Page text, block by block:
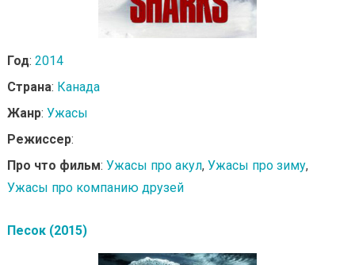
Год: 2014
Страна: Канада
Жанр: Ужасы
Режиссер:
Про что фильм: Ужасы про акул, Ужасы про зиму,
Ужасы про компанию друзей
Песок (2015)